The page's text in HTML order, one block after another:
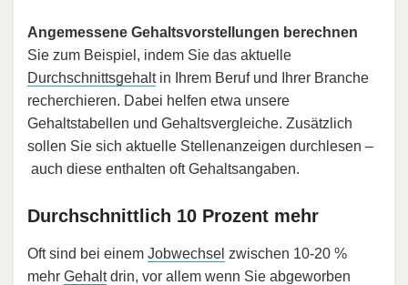
Angemessene Gehaltsvorstellungen berechnen
Sie zum Beispiel, indem Sie das aktuelle
Durchschnittsgehaltin Ihrem Beruf und Ihrer Branche
recherchieren. Dabei helfen etwa unsere
Gehaltstabellen und Gehaltsvergleiche. Zusätzlich
sollen Sie sich aktuelle Stellenanzeigen durchlesen –
auch diese enthalten oft Gehaltsangaben.
Durchschnittlich 10 Prozent mehr
Oft sind bei einem Jobwechsel zwischen 10-20 %
mehr Gehaltdrin, vor allem wenn Sie abgeworben